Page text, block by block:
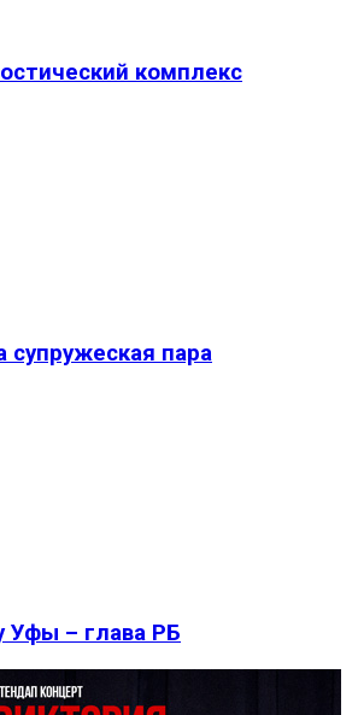
комплекс
супружеская пара
Уфы – глава РБ